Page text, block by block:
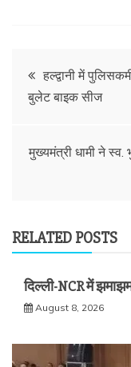
Post
navigation
हल्द्वानी में
बुलेट बाइक सीज
मुख्यमंत्री धामी ने स्व.
RELATED POSTS
दिल्ली-NCR में
August 8, 2026